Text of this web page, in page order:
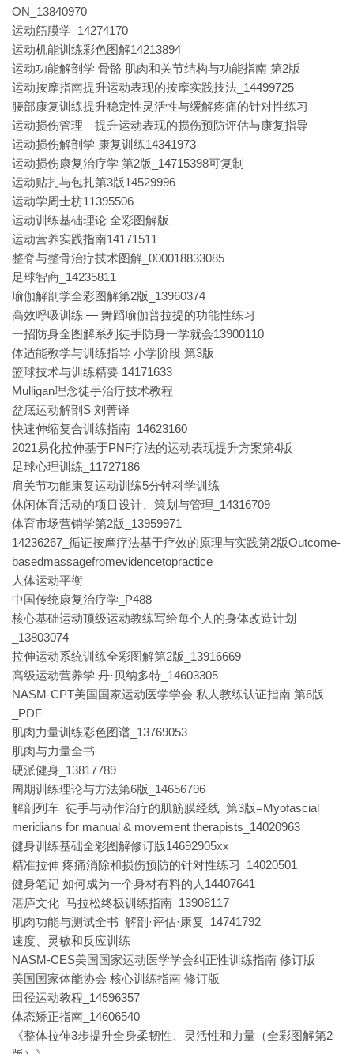
ON_13840970
运动筋膜学 14274170
运动机能训练彩色图解14213894
运动功能解剖学 骨骼 肌肉和关节结构与功能指南 第2版
运动按摩指南提升运动表现的按摩实践技法_14499725
腰部康复训练提升稳定性灵活性与缓解疼痛的针对性练习
运动损伤管理—提升运动表现的损伤预防评估与康复指导
运动损伤解剖学 康复训练14341973
运动损伤康复治疗学 第2版_14715398可复制
运动贴扎与包扎第3版14529996
运动学周士枋11395506
运动训练基础理论 全彩图解版
运动营养实践指南14171511
整脊与整骨治疗技术图解_000018833085
足球智商_14235811
瑜伽解剖学全彩图解第2版_13960374
高效呼吸训练 — 舞蹈瑜伽普拉提的功能性练习
一招防身全图解系列徒手防身一学就会13900110
体适能教学与训练指导 小学阶段 第3版
篮球技术与训练精要 14171633
Mulligan理念徒手治疗技术教程
盆底运动解剖S 刘菁译
快速伸缩复合训练指南_14623160
2021易化拉伸基于PNF疗法的运动表现提升方案第4版
足球心理训练_11727186
肩关节功能康复运动训练5分钟科学训练
休闲体育活动的项目设计、策划与管理_14316709
体育市场营销学第2版_13959971
14236267_循证按摩疗法基于疗效的原理与实践第2版Outcome-
basedmassagefromevidencetopractice
人体运动平衡
中国传统康复治疗学_P488
核心基础运动顶级运动教练写给每个人的身体改造计划
_13803074
拉伸运动系统训练全彩图解第2版_13916669
高级运动营养学 丹·贝纳多特_14603305
NASM-CPT美国国家运动医学学会 私人教练认证指南 第6版
_PDF
肌肉力量训练彩色图谱_13769053
肌肉与力量全书
硬派健身_13817789
周期训练理论与方法第6版_14656796
解剖列车 徒手与动作治疗的肌筋膜经线 第3版=Myofascial
meridians for manual & movement therapists_14020963
健身训练基础全彩图解修订版14692905xx
精准拉伸 疼痛消除和损伤预防的针对性练习_14020501
健身笔记 如何成为一个身材有料的人14407641
湛庐文化 马拉松终极训练指南_13908117
肌肉功能与测试全书 解剖·评估·康复_14741792
速度、灵敏和反应训练
NASM-CES美国国家运动医学学会纠正性训练指南 修订版
美国国家体能协会 核心训练指南 修订版
田径运动教程_14596357
体态矫正指南_14606540
《整体拉伸3步提升全身柔韧性、灵活性和力量（全彩图解第2